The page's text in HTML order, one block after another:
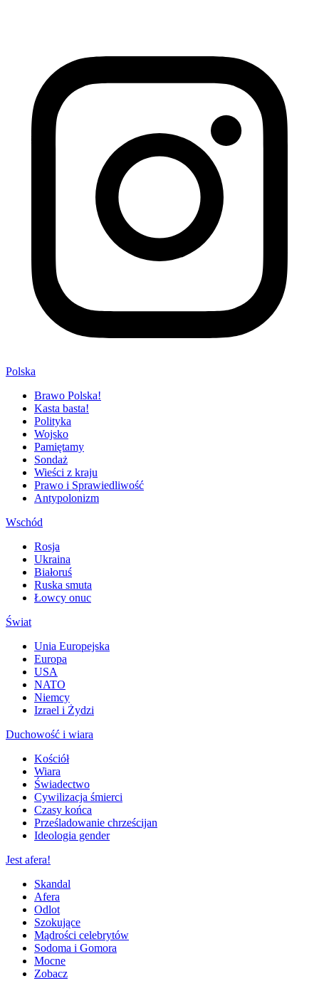
Polska
Brawo Polska!
Kasta basta!
Polityka
Wojsko
Pamiętamy
Sondaż
Wieści z kraju
Prawo i Sprawiedliwość
Antypolonizm
Wschód
Rosja
Ukraina
Białoruś
Ruska smuta
Łowcy onuc
Świat
Unia Europejska
Europa
USA
NATO
Niemcy
Izrael i Żydzi
Duchowość i wiara
Kościół
Wiara
Świadectwo
Cywilizacja śmierci
Czasy końca
Prześladowanie chrześcijan
Ideologia gender
Jest afera!
Skandal
Afera
Odlot
Szokujące
Mądrości celebrytów
Sodoma i Gomora
Mocne
Zobacz